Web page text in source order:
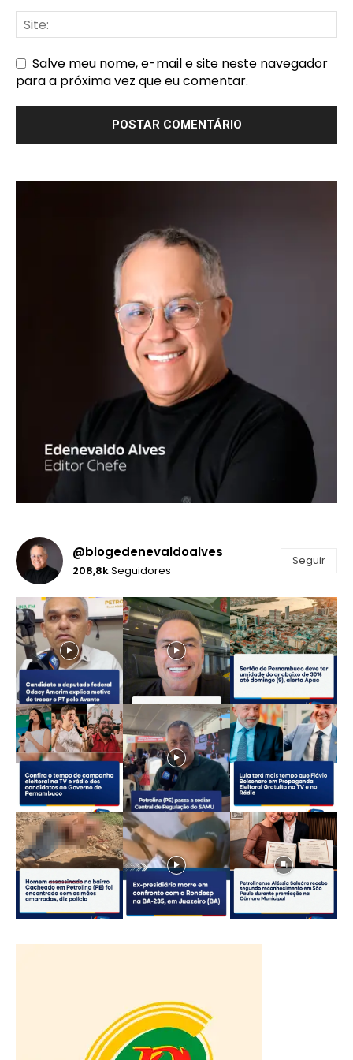
Salve meu nome, e-mail e site neste navegador
para a próxima vez que eu comentar.
@blogedenevaldoalves
208,8kSeguidores
Seguir